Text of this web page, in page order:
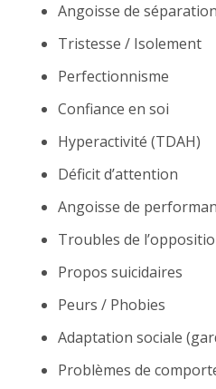
Angoisse de séparation
Tristesse / Isolement
Perfectionnisme
Confiance en soi
Hyperactivité (TDAH)
Déficit d’attention
Angoisse de
Troubles de
Propos suicidaires
Peurs / Phobies
Adaptation sociale
Problèmes de